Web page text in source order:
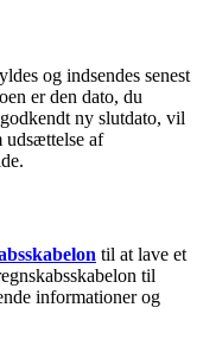
og indsendes senest
er den dato, du
ny slutdato, vil
udsættelse af
til at lave et
til
informationer og